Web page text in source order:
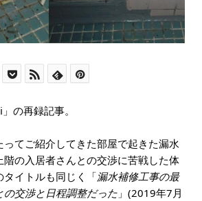
の再録記事。
てご紹介してきた部屋で起きた漏水
階の入居者さんとの交渉に苦戦した体
イトルも同じく「漏水補修工事の最
の交渉と日程調整だった」(2019年7月